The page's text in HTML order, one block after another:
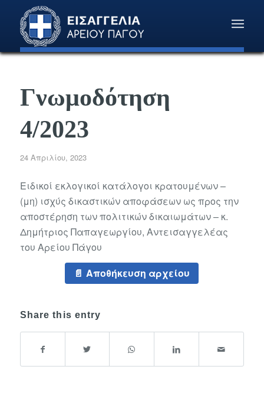
Γνωμοδότηση
4/2023
24 Απριλίου, 2023
Ειδικοί εκλογικοί κατάλογοι κρατουμένων –
(μη) ισχύς δικαστικών αποφάσεων ως προς την
αποστέρηση των πολιτικών δικαιωμάτων – κ.
Δημήτριος Παπαγεωργίου, Αντεισαγγελέας
του Αρείου Πάγου
Αποθήκευση αρχείου
Share this entry